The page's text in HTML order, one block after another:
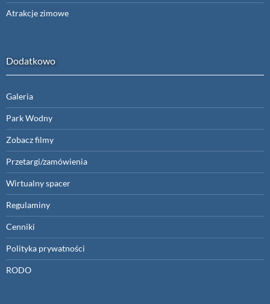
Atrakcje zimowe
Dodatkowo
Galeria
Park Wodny
Zobacz filmy
Przetargi/zamówienia
Wirtualny spacer
Regulaminy
Cenniki
Polityka prywatności
RODO